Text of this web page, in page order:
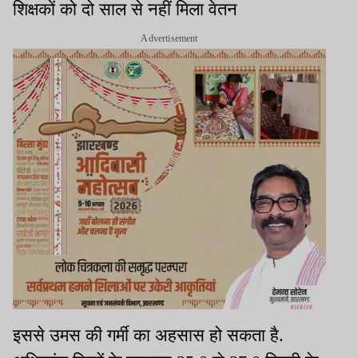
शिक्षकों को दो साल से नहीं मिला वेतन
Advertisement
इससे उमस की गर्मी का अहसास हो सकता है.